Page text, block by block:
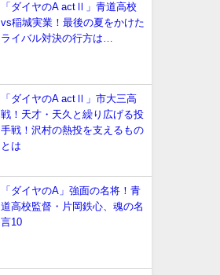
「ダイヤのA actⅡ」青道高校
vs稲城実業！最後の夏をかけた
ライバル対決の行方は…
「ダイヤのA actⅡ」市大三高
戦！天才・天久と繰り広げる投
手戦！沢村の熱投を支えるもの
とは
「ダイヤのA」強面の名将！青
道高校監督・片岡鉄心、魂の名
言10